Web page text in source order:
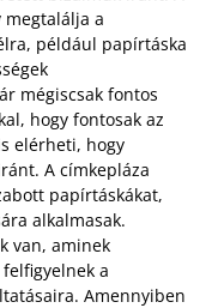
a
például papírtáska
mégiscsak fontos
hogy fontosak az
elérheti, hogy
A címkepláza
papírtáskákat,
alkalmasak.
van, aminek
a
Amennyiben